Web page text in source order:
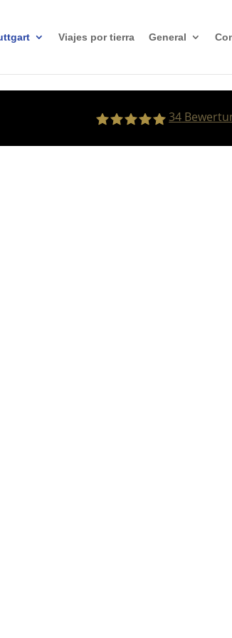
Viajes por tierra General
34